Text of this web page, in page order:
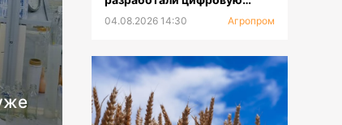
пчел
04.08.2026 14:30 Агропром